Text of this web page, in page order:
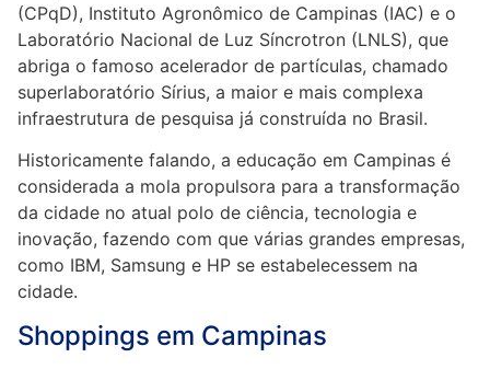
(CPqD), Instituto Agronômico de Campinas (IAC) e o
Laboratório Nacional de Luz Síncrotron (LNLS), que
abriga o famoso acelerador de partículas, chamado
superlaboratório Sírius, a maior e mais complexa
infraestrutura de pesquisa já construída no Brasil.
Historicamente falando, a educação em Campinas é
considerada a mola propulsora para a transformação
da cidade no atual polo de ciência, tecnologia e
inovação, fazendo com que várias grandes empresas,
como IBM, Samsung e HP se estabelecessem na
cidade.
Shoppings em Campinas